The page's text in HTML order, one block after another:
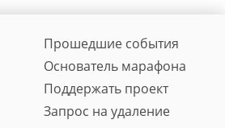
Прошедшие события
Основатель марафона
Поддержать проект
Запрос на удаление